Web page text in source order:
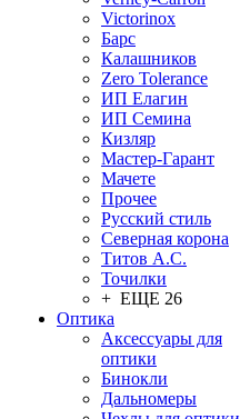
Victorinox
Барс
Калашников
Zero Tolerance
ИП Елагин
ИП Семина
Кизляр
Мастер-Гарант
Мачете
Прочее
Русский стиль
Северная корона
Титов А.С.
Точилки
+ ЕЩЕ 26
Оптика
Аксессуары для
оптики
Бинокли
Дальномеры